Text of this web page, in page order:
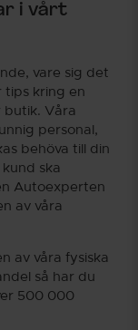
i vårt
vare sig det
tips kring en
butik. Våra
personal,
behöva till din
ska
Autoexperten
av våra
av våra fysiska
så har du
500 000